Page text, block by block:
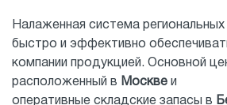
Налаженная система
быстро и эффективно
компании продукцией. Основной
расположенный в Москве и
оперативные складские запасы в